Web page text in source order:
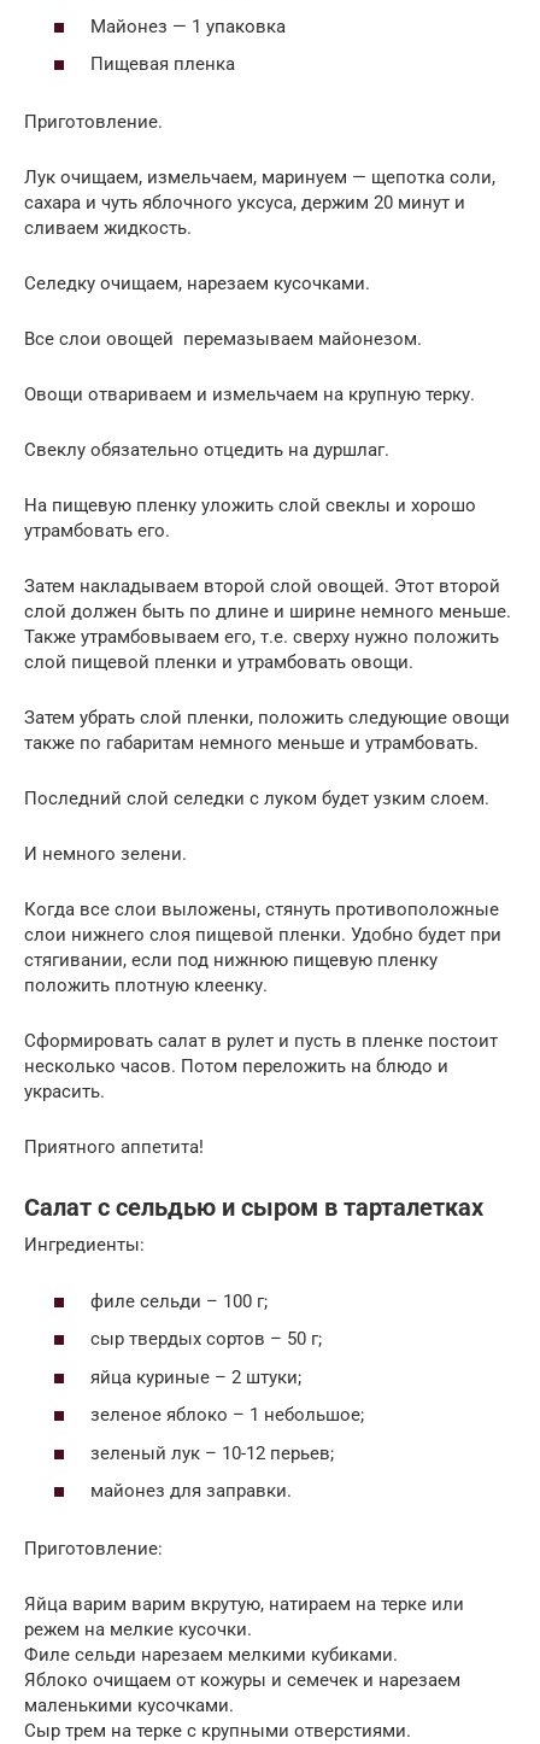
Майонез — 1 упаковка
Пищевая пленка
Приготовление.
Лук очищаем, измельчаем, маринуем — щепотка соли,
сахара и чуть яблочного уксуса, держим 20 минут и
сливаем жидкость.
Селедку очищаем, нарезаем кусочками.
Все слои овощей перемазываем майонезом.
Овощи отвариваем и измельчаем на крупную терку.
Свеклу обязательно отцедить на дуршлаг.
На пищевую пленку уложить слой свеклы и хорошо
утрамбовать его.
Затем накладываем второй слой овощей. Этот второй
слой должен быть по длине и ширине немного меньше.
Также утрамбовываем его, т.е. сверху нужно положить
слой пищевой пленки и утрамбовать овощи.
Затем убрать слой пленки, положить следующие овощи
также по габаритам немного меньше и утрамбовать.
Последний слой селедки с луком будет узким слоем.
И немного зелени.
Когда все слои выложены, стянуть противоположные
слои нижнего слоя пищевой пленки. Удобно будет при
стягивании, если под нижнюю пищевую пленку
положить плотную клеенку.
Сформировать салат в рулет и пусть в пленке постоит
несколько часов. Потом переложить на блюдо и
украсить.
Приятного аппетита!
Салат с сельдью и сыром в тарталетках
Ингредиенты:
филе сельди – 100 г;
сыр твердых сортов – 50 г;
яйца куриные – 2 штуки;
зеленое яблоко – 1 небольшое;
зеленый лук – 10-12 перьев;
майонез для заправки.
Приготовление:
Яйца варим варим вкрутую, натираем на терке или
режем на мелкие кусочки.
Филе сельди нарезаем мелкими кубиками.
Яблоко очищаем от кожуры и семечек и нарезаем
маленькими кусочками.
Сыр трем на терке с крупными отверстиями.